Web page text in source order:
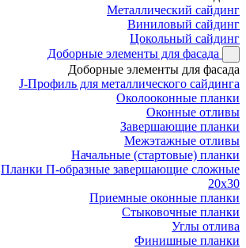
Металлический сайдинг
Виниловый сайдинг
Цокольный сайдинг
Доборные элементы для фасада
Доборные элементы для фасада
J-Профиль для металлического сайдинга
Околооконные планки
Оконные отливы
Завершающие планки
Межэтажные отливы
Начальные (стартовые) планки
Планки П-образные завершающие сложные
20x30
Приемные оконные планки
Стыковочные планки
Углы отлива
Финишные планки